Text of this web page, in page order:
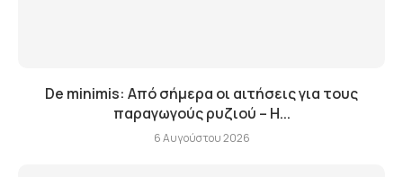
De minimis: Από σήμερα οι αιτήσεις για τους
παραγωγούς ρυζιού – Η...
6 Αυγούστου 2026